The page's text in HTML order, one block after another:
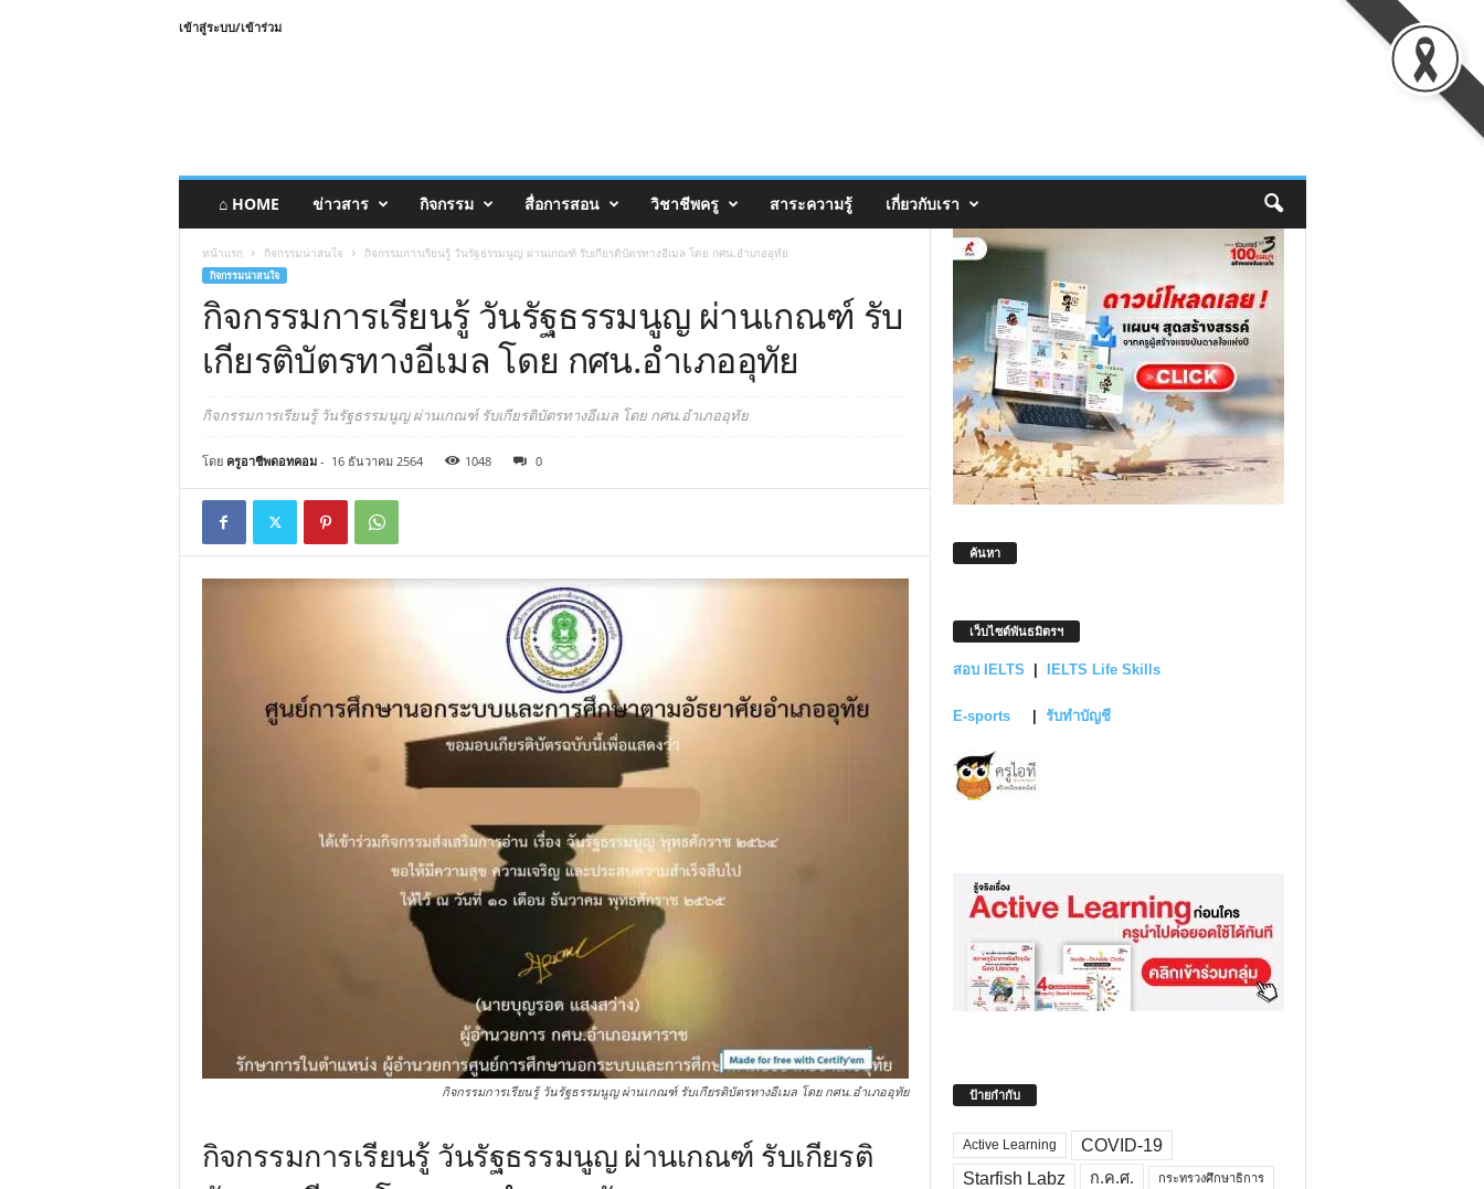
เข้าสู่ระบบ/เข้าร่วม
⌂ HOME ข่าวสาร กิจกรรม สื่อการสอน วิชาชีพครู สาระความรู้ เกี่ยวกับเรา
หน้าแรก กิจกรรมน่าสนใจ กิจกรรมการเรียนรู้ วันรัฐธรรมนูญ ผ่านเกณฑ์ รับเกียรติบัตรทางอีเมล โดย กศน.อำเภออุทัย
กิจกรรมน่าสนใจ
กิจกรรมการเรียนรู้ วันรัฐธรรมนูญ ผ่านเกณฑ์ รับ
เกียรติบัตรทางอีเมล โดย กศน.อำเภออุทัย
กิจกรรมการเรียนรู้ วันรัฐธรรมนูญ ผ่านเกณฑ์ รับเกียรติบัตรทางอีเมล โดย กศน.อำเภออุทัย
โดย ครูอาชีพดอทคอม- 16 ธันวาคม 2564 1048 0
กิจกรรมการเรียนรู้ วันรัฐธรรมนูญ ผ่านเกณฑ์ รับเกียรติบัตรทางอีเมล โดย กศน.อำเภออุทัย
กิจกรรมการเรียนรู้ วันรัฐธรรมนูญ ผ่านเกณฑ์ รับเกียรติ
ค้นหา
เว็บไซต์พันธมิตรฯ
สอบ IELTS IELTS Life Skills
E-sports รับทำบัญชี
ป้ายกำกับ
Active Learning
COVID-19
Starfish Labz
ก.ค.ศ. กระทรวงศึกษาธิการ